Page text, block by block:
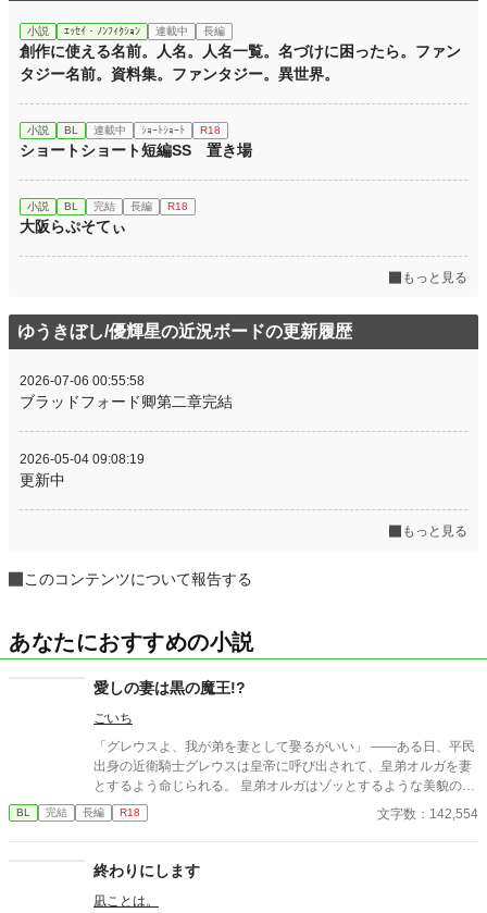
小説 ｴｯｾｲ・ﾉﾝﾌｨｸｼｮﾝ 連載中 長編
創作に使える名前。人名。人名一覧。名づけに困ったら。ファン
タジー名前。資料集。ファンタジー。異世界。
小説 BL 連載中 ｼｮｰﾄｼｮｰﾄ R18
ショートショート短編SS 置き場
小説 BL 完結 長編 R18
大阪らぷそてぃ
もっと見る
ゆうきぼし/優輝星の近況ボードの更新履歴
2026-07-06 00:55:58
ブラッドフォード卿第二章完結
2026-05-04 09:08:19
更新中
もっと見る
このコンテンツについて報告する
あなたにおすすめの小説
愛しの妻は黒の魔王!?
ごいち
「グレウスよ、我が弟を妻として娶るがいい」 ――ある日、平民
出身の近衛騎士グレウスは皇帝に呼び出されて、皇弟オルガを妻
とするよう命じられる。 皇弟オルガはゾッとするような美貌の持
ち主で、貴族の間では『黒の魔王』と怖れられている人物だ。 身
分違いの政略結婚に絶望したグレウスだが、いざ結婚してみると
法の国アスファロスで、熊のようなマッチョ騎士とツンデレな
『魔王』がイチャイチャしたり無双したりするお話です。 表紙は
豚子さん（https://twitter.com/M_buibui）に描いていただきまし
BL 完結 長編 R18 文字数：142,554
終わりにします
凪ことは。